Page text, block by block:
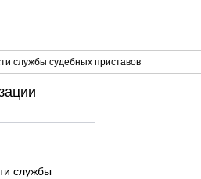
службы судебных приставов
службы